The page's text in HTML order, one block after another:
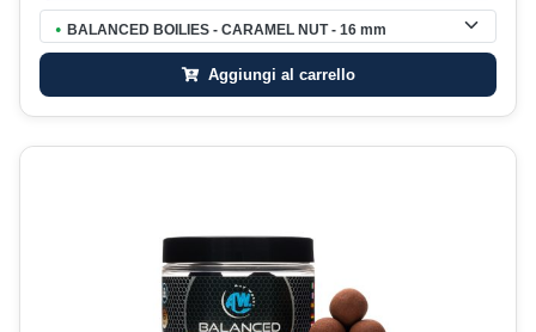
● BALANCED BOILIES - CARAMEL NUT - 16 mm
Aggiungi al carrello